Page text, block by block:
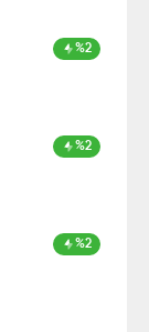
%2
%2
%2